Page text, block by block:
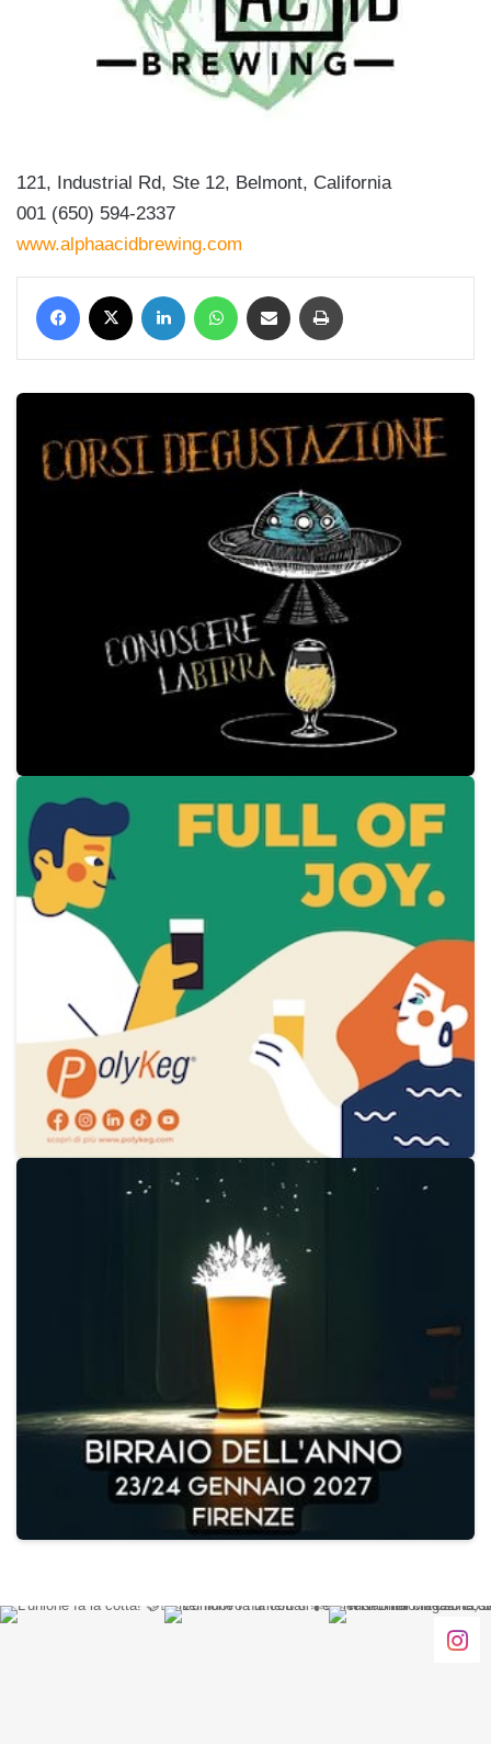
121, Industrial Rd, Ste 12, Belmont, California
001 (650) 594-2337
www.alphaacidbrewing.com
Facebook LinkedIn WhatsApp Condividi via mail